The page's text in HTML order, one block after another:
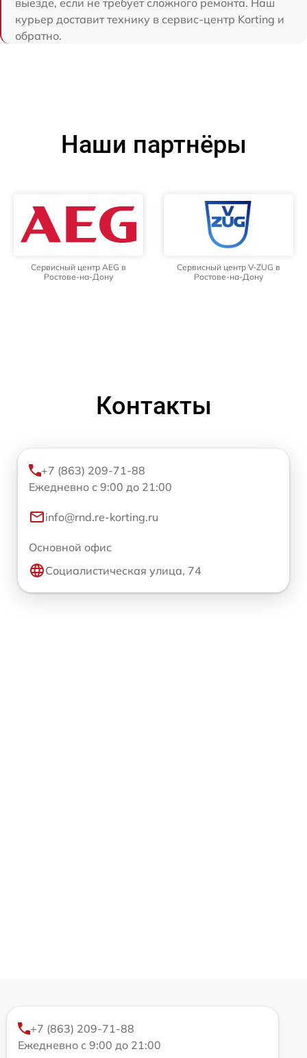
курьер доставит технику в сервис-центр Korting и
обратно.
Наши партнёры
Сервисный центр AEG в
Ростове-на-Дону
Сервисный центр V-ZUG в
Ростове-на-Дону
Контакты
+7 (863) 209-71-88
Ежедневно с 9:00 до 21:00
info@rnd.re-korting.ru
Основной офис
Социалистическая улица, 74
+7 (863) 209-71-88
Ежедневно с 9:00 до 21:00